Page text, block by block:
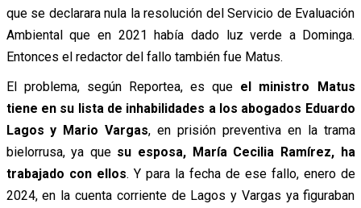
que se declarara nula la resolución del Servicio de Evaluación
Ambiental que en 2021 había dado luz verde a Dominga.
Entonces el redactor del fallo también fue Matus.
El problema, según Reportea, es que el ministro Matus
tiene en su lista de inhabilidades a los abogados Eduardo
Lagos y Mario Vargas, en prisión preventiva en la trama
bielorrusa, ya que su esposa, María Cecilia Ramírez, ha
trabajado con ellos. Y para la fecha de ese fallo, enero de
2024, en la cuenta corriente de Lagos y Vargas ya figuraban